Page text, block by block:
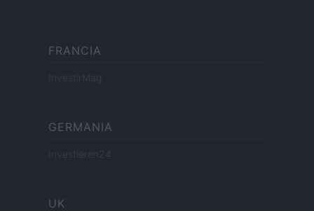
FRANCIA
InvestirMag
GERMANIA
Investieren24
UK